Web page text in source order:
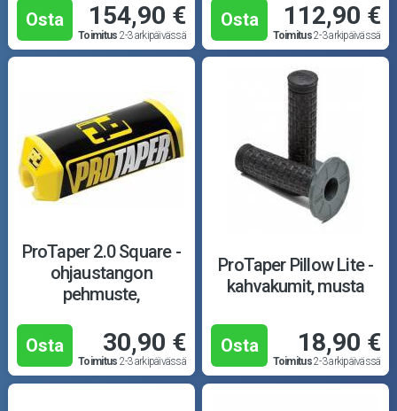
Osta
154,90 €
Toimitus 2-3 arkipäivässä
Osta 112,90 €
Toimitus2-3 arkipäivässä
ProTaper 2.0 Square -
ohjaustangon
pehmuste,
Osta
30,90 €
Toimitus 2-3 arkipäivässä
ProTaper Pillow Lite -
kahvakumit, musta
Osta 18,90 €
Toimitus2-3 arkipäivässä